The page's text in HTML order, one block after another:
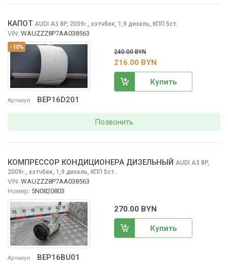
-10%
Артикул BEP16D201
КАПОТ AUDI A3 8P, 2009г., хэтчбек, 1,9 дизель, КПП 5ст.
VIN: WAUZZZ8P7AA038563
240.00 BYN
216.00 BYN
Купить
Позвонить
Артикул BEP16BU01
КОМПРЕССОР КОНДИЦИОНЕРА ДИЗЕЛЬНЫЙ AUDI A3 8P,
2009г., хэтчбек, 1,9 дизель, КПП 5ст.
VIN: WAUZZZ8P7AA038563
Номер: 5N0820803
270.00 BYN
Купить